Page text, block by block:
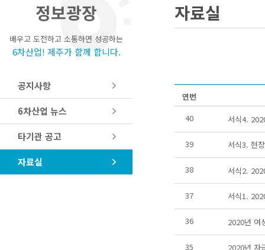
정보광장
배우고 도전하고 소통하면 성공하는
6차산업! 제주가 함께 합니다.
공지사항
6차산업 뉴스
타기관 공고
자료실
자료실
연번
40
서식4.
39 서식3. 현
38 서식2.
37 서식1.
36 2020년 여
35 2020년 자